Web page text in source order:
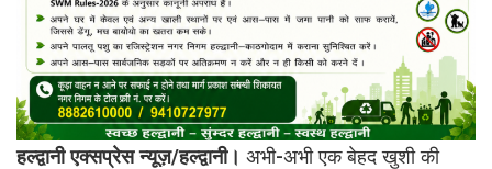
हल्द्वानी एक्सप्रेस न्यूज़/हल्द्वानी। अभी-अभी एक बेहद खुशी की